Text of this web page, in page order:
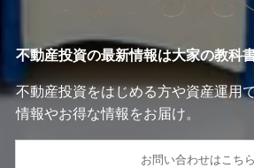
不動産投資の最新情報は大家の教科
不動産投資をはじめる方や資産運用
情報やお得な情報をお届け。
お問い合わせはこちら